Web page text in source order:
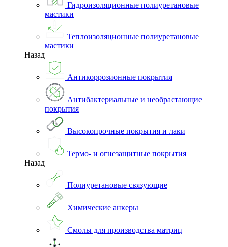
Гидроизоляционные полиуретановые
мастики
Теплоизоляционные полиуретановые
мастики
Назад
Антикоррозионные покрытия
Антибактериальные и необрастающие
покрытия
Высокопрочные покрытия и лаки
Термо- и огнезащитные покрытия
Назад
Полиуретановые связующие
Химические анкеры
Смолы для производства матриц